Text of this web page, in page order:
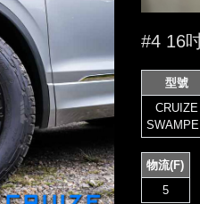
#4 16
型號
CRUIZE
物流(F)
5